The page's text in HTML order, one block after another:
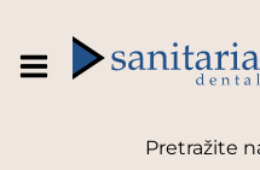
Pretražite